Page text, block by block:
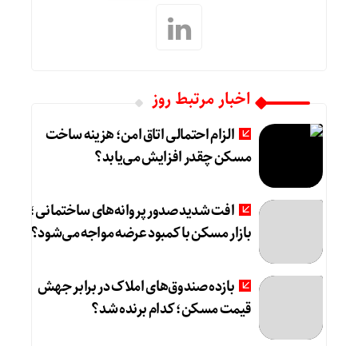
اخبار مرتبط روز
الزام احتمالی اتاق امن؛ هزینه ساخت
مسکن چقدر افزایش می‌یابد؟
افت شدید صدور پروانه‌های ساختمانی؛
بازار مسکن با کمبود عرضه مواجه می‌شود؟
بازده صندوق‌های املاک در برابر جهش
قیمت مسکن؛ کدام برنده شد؟